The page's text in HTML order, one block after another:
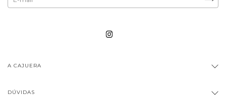
A CAJUERA
DÚVIDAS